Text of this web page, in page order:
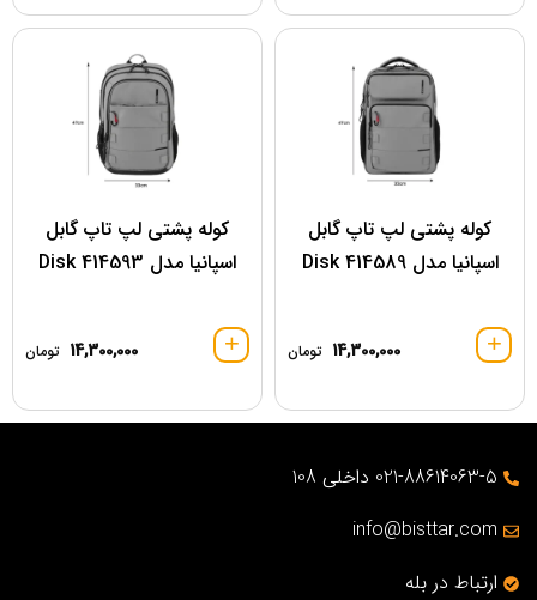
کوله پشتی لپ تاپ گابل
اسپانیا مدل 414589 Disk
14,300,000 تومان
کوله پشتی لپ تاپ گابل
اسپانیا مدل 414593 Disk
14,300,000 تومان
021-88614063-5 داخلی 108
info@bisttar.com
ارتباط در بله